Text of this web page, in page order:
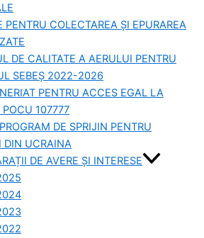
PENTRU COLECTAREA ȘI EPURAREA
DE CALITATE A AERULUI PENTRU
SEBEȘ 2022-2026
PENTRU ACCES EGAL LA
POCU 107777
DE SPRIJIN PENTRU
DIN UCRAINA
DE AVERE ȘI INTERESE